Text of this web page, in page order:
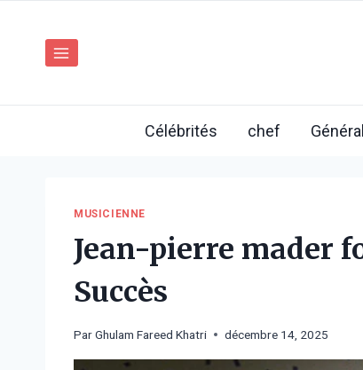
Célébrités chef
MUSICIENNE
Jean-pierre mader
Succès
ParGhulam Fareed Khatri décembre 14, 2025